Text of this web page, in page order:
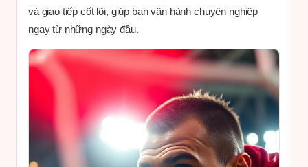
và giao tiếp cốt lõi, giúp bạn vận hành chuyên nghiệp
ngay từ những ngày đầu.